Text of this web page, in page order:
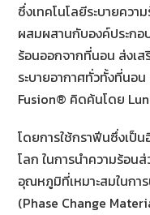
ซึ่งเทคโนโลยีระบายคว
ผสมผสานกับองค์ประกอ
ร้อนออกจากที่นอน ส่งเส
ระบายอากาศทั่วทั้งที่นอ
Fusion® คิดค้นโดย
โดยการใช้กราฟีนซึ่งเป็
โลก ในการนำความร้อน
อุณหภูมิที่เหมาะสมในกา
(Phase Change